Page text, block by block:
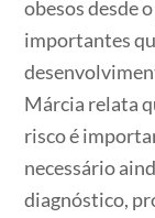
obesos desde
importantes
Márcia relata
risco é
necessário
diagnóstico,